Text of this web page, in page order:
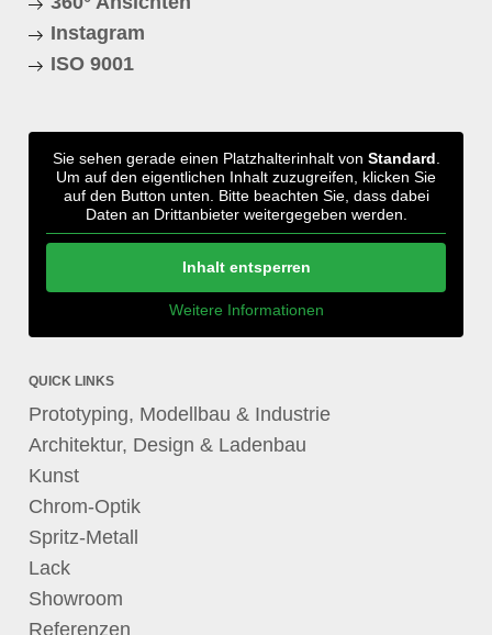
Instagram
ISO 9001
Sie sehen gerade einen Platzhalterinhalt von Standard
Um auf den eigentlichen Inhalt zuzugreifen, klicken Sie
auf den Button unten. Bitte beachten Sie, dass dabei
Daten an Drittanbieter weitergegeben werden.
Inhalt entsperren
Weitere Informationen
QUICK LINKS
Prototyping, Modellbau & Industrie
Architektur, Design & Ladenbau
Kunst
Chrom-Optik
Spritz-Metall
Lack
Showroom
Referenzen